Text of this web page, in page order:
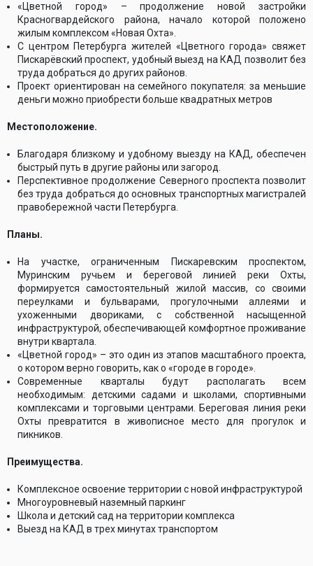
«Цветной город» – продолжение новой застройки
Красногвардейского района, начало которой положено
жилым комплексом «Новая Охта».
С центром Петербурга жителей «Цветного города» свяжет
Пискарёвский проспект, удобный выезд на КАД позволит без
труда добраться до других районов.
Проект ориентирован на семейного покупателя: за меньшие
деньги можно приобрести больше квадратных метров
Местоположение.
Благодаря близкому и удобному выезду на КАД, обеспечен
быстрый путь в другие районы или загород.
Перспективное продолжение Северного проспекта позволит
без труда добраться до основных транспортных магистралей
правобережной части Петербурга.
Планы.
На участке, ограниченным Пискаревским проспектом,
Муринским ручьем и береговой линией реки Охты,
формируется самостоятельный жилой массив, со своими
переулками и бульварами, прогулочными аллеями и
ухоженными двориками, с собственной насыщенной
инфраструктурой, обеспечивающей комфортное проживание
внутри квартала.
«Цветной город» – это один из этапов масштабного проекта,
о котором верно говорить, как о «городе в городе».
Современные кварталы будут располагать всем
необходимым: детскими садами и школами, спортивными
комплексами и торговыми центрами. Береговая линия реки
Охты превратится в живописное место для прогулок и
пикников.
Преимущества.
Комплексное освоение территории с новой инфраструктурой
Многоуровневый наземный паркинг
Школа и детский сад на территории комплекса
Выезд на КАД в трех минутах транспортом